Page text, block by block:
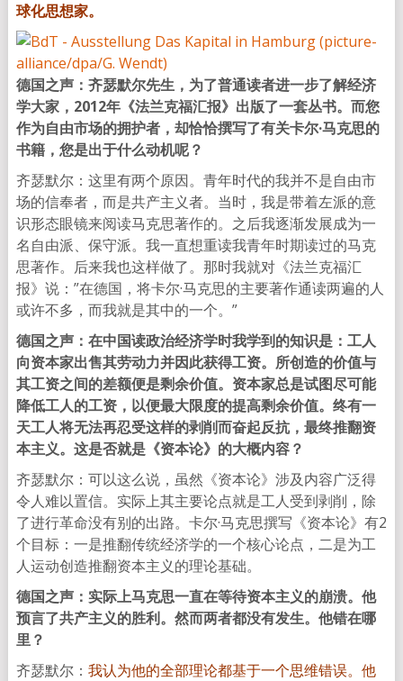
球化思想家。
德国之声：齐瑟默尔先生，为了普通读者进一步了解经济
学大家，2012年《法兰克福汇报》出版了一套丛书。而您
作为自由市场的拥护者，却恰恰撰写了有关卡尔·马克思的
书籍，您是出于什么动机呢？
齐瑟默尔：这里有两个原因。青年时代的我并不是自由市
场的信奉者，而是共产主义者。当时，我是带着左派的意
识形态眼镜来阅读马克思著作的。之后我逐渐发展成为一
名自由派、保守派。我一直想重读我青年时期读过的马克
思著作。后来我也这样做了。那时我就对《法兰克福汇
报》说：”在德国，将卡尔·马克思的主要著作通读两遍的人
或许不多，而我就是其中的一个。”
德国之声：在中国读政治经济学时我学到的知识是：工人
向资本家出售其劳动力并因此获得工资。所创造的价值与
其工资之间的差额便是剩余价值。资本家总是试图尽可能
降低工人的工资，以便最大限度的提高剩余价值。终有一
天工人将无法再忍受这样的剥削而奋起反抗，最终推翻资
本主义。这是否就是《资本论》的大概内容？
齐瑟默尔：可以这么说，虽然《资本论》涉及内容广泛得
令人难以置信。实际上其主要论点就是工人受到剥削，除
了进行革命没有别的出路。卡尔·马克思撰写《资本论》有2
个目标：一是推翻传统经济学的一个核心论点，二是为工
人运动创造推翻资本主义的理论基础。
德国之声：实际上马克思一直在等待资本主义的崩溃。他
预言了共产主义的胜利。然而两者都没有发生。他错在哪
里？
齐瑟默尔： 我认为他的全部理论都基于一个思维错误。他